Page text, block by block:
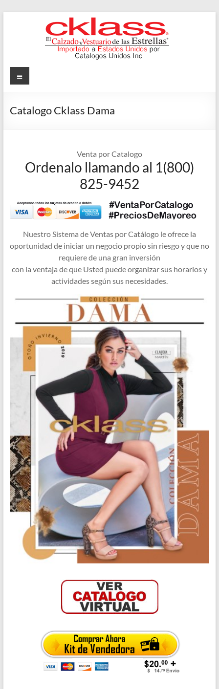
Cklass
y
Estrellas
Menu
Catalogo Cklass Dama
Venta por Catalogo
Ordenalo llamando al 1(800)
825-9452
Nuestro Sistema de Ventas por Catálogo le ofrece la
oportunidad de iniciar un negocio propio sin riesgo y que no
requiere de una gran inversión
con la ventaja de que Usted puede organizar sus horarios y
actividades según sus necesidades.